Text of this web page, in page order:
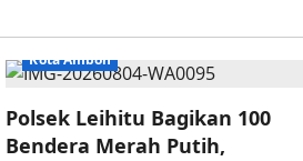
Kota Ambon
Polsek Leihitu Bagikan 100
Bendera Merah Putih,